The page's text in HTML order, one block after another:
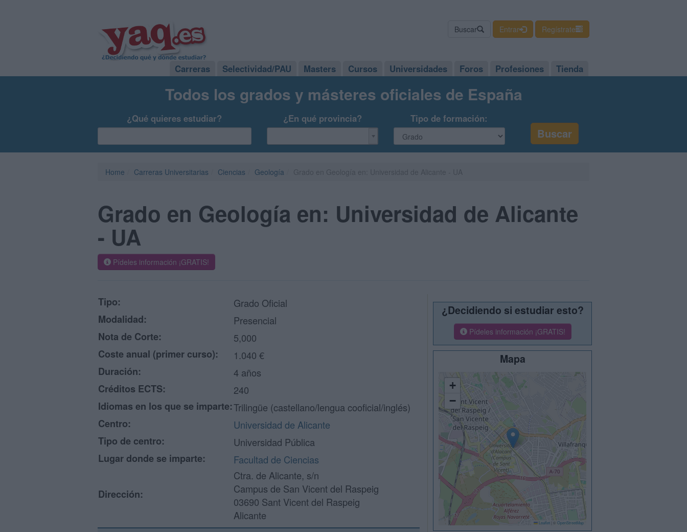
Buscar Entrar Regístrate
Carreras Selectividad/PAU Masters Cursos Universidades Foros Profesiones Tienda
Todos los grados y másteres oficiales de España
¿Qué quieres estudiar? ¿En qué provincia? Tipo de formación:
Home Carreras Universitarias Ciencias Geología
Grado en Geología en: Universidad de Alicante
- UA
Pídeles información ¡GRATIS!
Tipo:
Grado Oficial
Modalidad:
Presencial
Nota de Corte:
5,000
Coste anual (primer curso):
1.040 €
Duración:
4 años
Créditos ECTS:
240
Idiomas en los que se imparte:Trilingüe (castellano/lengua cooficial/inglés)
Centro:
Universidad de Alicante
Tipo de centro:
Universidad Pública
Lugar donde se imparte:
Facultad de Ciencias
Dirección:
Ctra. de Alicante, s/n
Campus de San Vicent del Raspeig
03690 Sant Vicent del Raspeig
Alicante
¿Decidiendo si estudiar esto?
Pídeles información ¡GRATIS!
Mapa
+
−
Leaflet © OpenStreetMap